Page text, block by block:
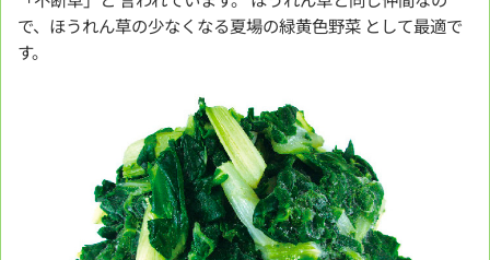
で、ほうれん草の少なくなる夏場の緑黄色野菜 として最適で
す。